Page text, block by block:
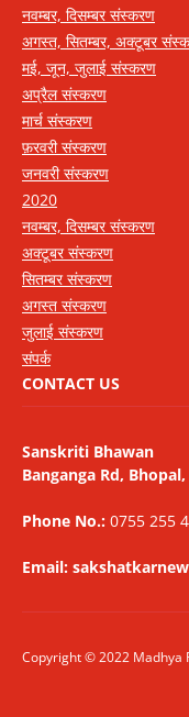
नवम्बर, दिसम्बर संस्करण
अगस्त, सितम्बर, अक्टूबर
मई, जून, जुलाई संस्करण
अप्रैल संस्करण
मार्च संस्करण
फ़रवरी संस्करण
जनवरी संस्करण
2020
नवम्बर, दिसम्बर संस्करण
अक्टूबर संस्करण
सितम्बर संस्करण
अगस्त संस्करण
जुलाई संस्करण
संपर्क
CONTACT US
Sanskriti Bhawan
Banganga Rd,
Phone No.: 0755 255
Email:
Copyright © 2022 Madhya